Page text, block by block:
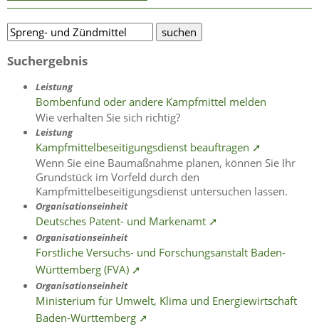
Suchergebnis
Leistung
Bombenfund oder andere Kampfmittel melden
Wie verhalten Sie sich richtig?
Leistung
Kampfmittelbeseitigungsdienst beauftragen ➚
Wenn Sie eine Baumaßnahme planen, können Sie Ihr
Grundstück im Vorfeld durch den
Kampfmittelbeseitigungsdienst untersuchen lassen.
Organisationseinheit
Deutsches Patent- und Markenamt ➚
Organisationseinheit
Forstliche Versuchs- und Forschungsanstalt Baden-
Württemberg (FVA) ➚
Organisationseinheit
Ministerium für Umwelt, Klima und Energiewirtschaft
Baden-Württemberg ➚